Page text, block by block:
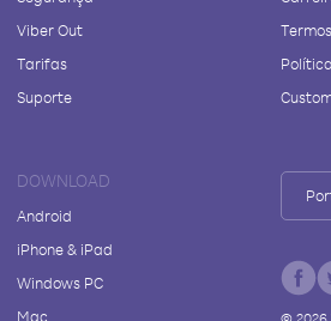
Viber Out
Tarifas
Suporte
DOWNLOAD
Android
iPhone & iPad
Windows PC
Mac